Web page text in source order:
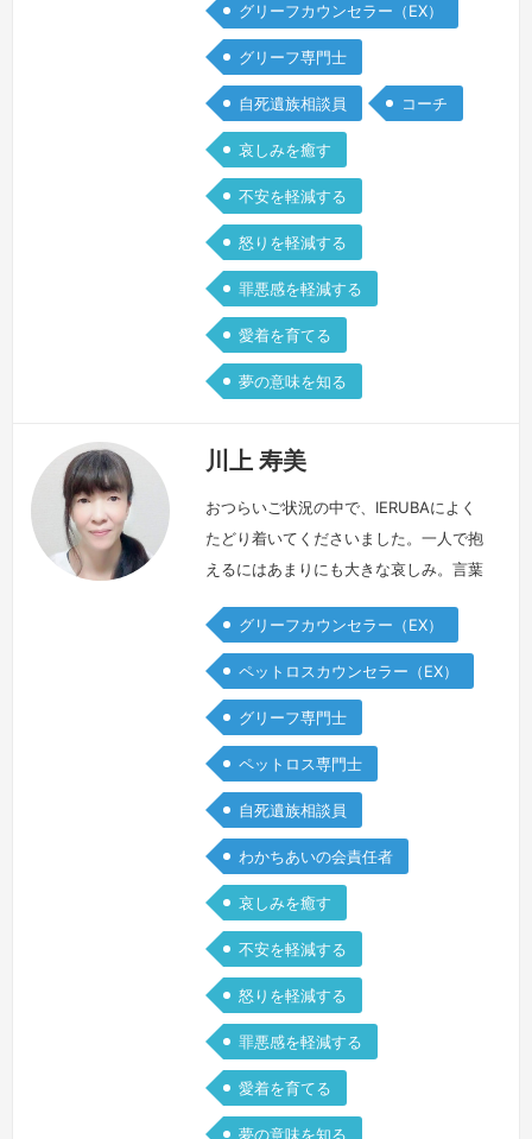
ら十数年もの間「なんでこんなこと
に…」という思いと「自責感」で重苦し
い時間を過ごしました。ある年の初夏、
大切な家族が自ら命を絶ちました。「あ
りがとう」も「さようなら」も伝えるこ
とができない突然の別れでした。「なぜ
こんな形で…」その問いの答えが見つか
らない、… 続きを見る »
グリーフカウンセラー（EX）
グリーフ専門士
自死遺族相談員 コーチ
哀しみを癒す
不安を軽減する
怒りを軽減する
罪悪感を軽減する
愛着を育てる
夢の意味を知る
川上 寿美
おつらいご状況の中で、IERUBAによく
たどり着いてくださいました。一人で抱
えるにはあまりにも大きな哀しみ。言葉
れまでの日常が一変するような出来事で
すから、どんなお気持ち、ご状態になら
れても不思議ではありません。つらいけ
れど、苦しいけれど、どんな想いもあな
たの中で生まれた、あなただけの大切な
想い。あなたの想いを、私も大切に聴か
せていただきます。まとまらなくても、
… 続きを見る »
グリーフカウンセラー（EX）
ペットロスカウンセラー（EX）
グリーフ専門士
ペットロス専門士
自死遺族相談員
わかちあいの会責任者
哀しみを癒す
不安を軽減する
怒りを軽減する
罪悪感を軽減する
愛着を育てる
夢の意味を知る